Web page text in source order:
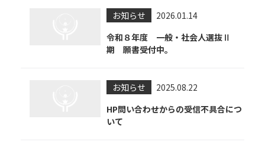
お知らせ
2026.01.14
令和８年度 一般・社会人選抜Ⅱ
期 願書受付中。
お知らせ
2025.08.22
HP問い合わせからの受信不具合につ
いて